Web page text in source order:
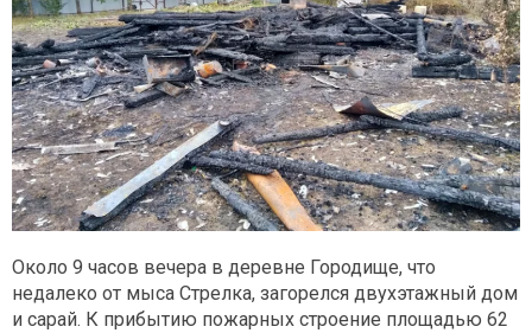
Около 9 часов вечера в деревне Городище, что
недалеко от мыса Стрелка, загорелся двухэтажный дом
и сарай. К прибытию пожарных строение площадью 62